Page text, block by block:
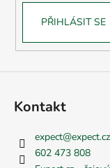
PŘIHLÁSIT SE
Kontakt
expect@expect.cz
602 473 808